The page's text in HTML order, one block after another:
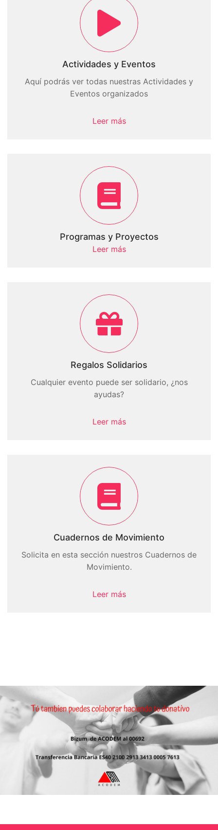
Actividades y Eventos
Aquí podrás ver todas nuestras Actividades y
Eventos organizados
Leer más
Programas y Proyectos
Leer más
Regalos Solidarios
Cualquier evento puede ser solidario, ¿nos
ayudas?
Leer más
Cuadernos de Movimiento
Solicita en esta sección nuestros Cuadernos de
Movimiento.
Leer más